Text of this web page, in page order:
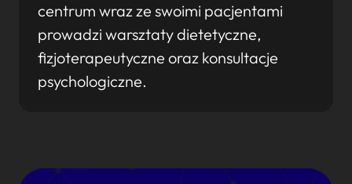
centrum wraz ze swoimi pacjentami
prowadzi warsztaty dietetyczne,
fizjoterapeutyczne oraz konsultacje
psychologiczne.